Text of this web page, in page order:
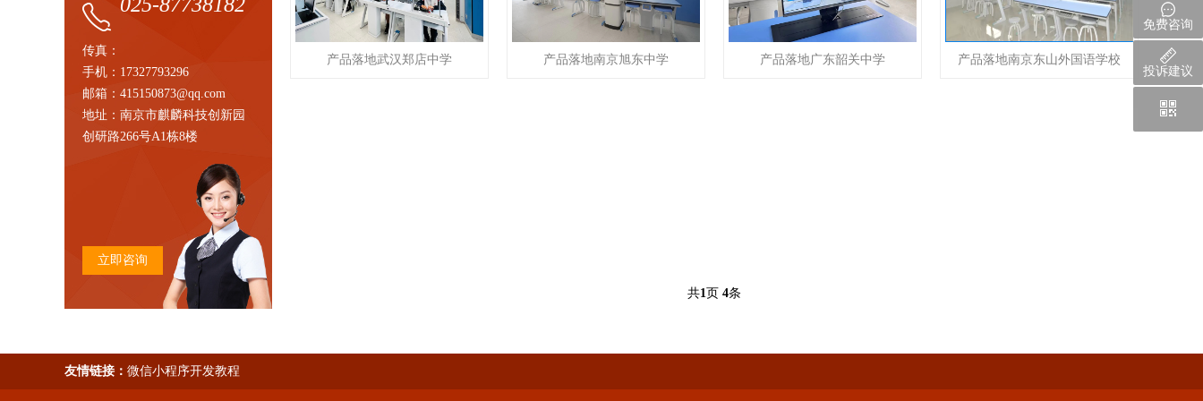
传真：
手机：17327793296
邮箱：415150873@qq.com
地址：南京市麒麟科技创新园
创研路266号A1栋8楼
立即咨询
产品落地武汉郑店中学 产品落地南京旭东中学 产品落地广东韶关中学 产品落地南京东山外国语学校
共1页 4条
友情链接： 微信小程序开发教程
免费咨询
投诉建议